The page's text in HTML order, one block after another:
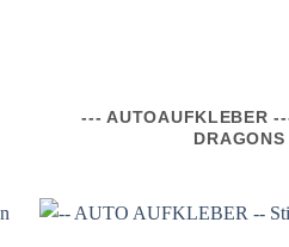
--- AUTOAUFKLEBER
DRAGONS